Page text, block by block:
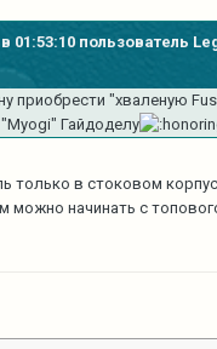
в 01:53:10 пользователь
приобрести "хваленую
Гайдоделу
только в стоковом
можно начинать с